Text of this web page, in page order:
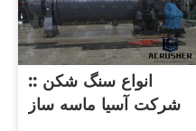
انواع سنگ شکن ::
شرکت آسیا ماسه ساز